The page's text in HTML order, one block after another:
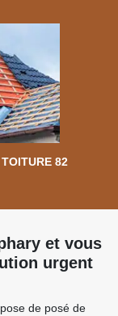
TOITURE 82
et vous
urgent
de posé de